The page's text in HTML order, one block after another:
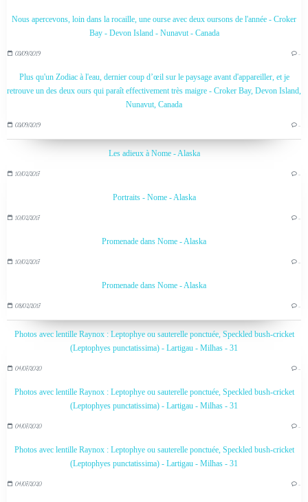
Nous apercevons, loin dans la rocaille, une ourse avec deux oursons de l'année - Croker
Bay - Devon Island - Nunavut - Canada
03/09/2019 …
Plus qu'un Zodiac à l'eau, dernier coup d’œil sur le paysage avant d'appareiller, et je
retrouve un des deux ours qui paraît effectivement très maigre - Croker Bay, Devon Island,
Nunavut, Canada
03/09/2019 …
Les adieux à Nome - Alaska
10/02/2017 …
Portraits - Nome - Alaska
10/02/2017 …
Promenade dans Nome - Alaska
10/02/2017 …
Promenade dans Nome - Alaska
08/02/2017 …
Photos avec lentille Raynox : Leptophye ou sauterelle ponctuée, Speckled bush-cricket
(Leptophyes punctatissima) - Lartigau - Milhas - 31
04/07/2020 …
Photos avec lentille Raynox : Leptophye ou sauterelle ponctuée, Speckled bush-cricket
(Leptophyes punctatissima) - Lartigau - Milhas - 31
04/07/2020 …
Photos avec lentille Raynox : Leptophye ou sauterelle ponctuée, Speckled bush-cricket
(Leptophyes punctatissima) - Lartigau - Milhas - 31
04/07/2020 …